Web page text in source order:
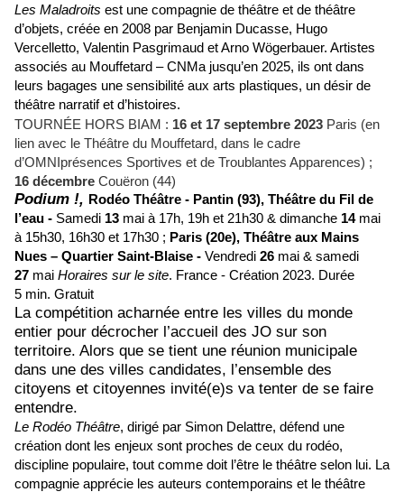
Les Maladroits est une compagnie de théâtre et de théâtre
d’objets, créée en 2008 par Benjamin Ducasse, Hugo
Vercelletto, Valentin Pasgrimaud et Arno Wögerbauer. Artistes
associés au Mouffetard – CNMa jusqu’en 2025, ils ont dans
leurs bagages une sensibilité aux arts plastiques, un désir de
théâtre narratif et d’histoires.
TOURNÉE HORS BIAM : 16 et 17 septembre 2023 Paris (en
lien avec le Théâtre du Mouffetard, dans le cadre
d’OMNIprésences Sportives et de Troublantes Apparences) ;
16 décembre Couëron (44)
Podium !, Rodéo Théâtre - Pantin (93), Théâtre du Fil de
l’eau - Samedi 13 mai à 17h, 19h et 21h30 & dimanche 14 mai
à 15h30, 16h30 et 17h30 ; Paris (20e), Théâtre aux Mains
Nues – Quartier Saint-Blaise - Vendredi 26 mai & samedi
27 mai Horaires sur le site. France - Création 2023. Durée
5 min. Gratuit
La compétition acharnée entre les villes du monde
entier pour décrocher l’accueil des JO sur son
territoire. Alors que se tient une réunion municipale
dans une des villes candidates, l’ensemble des
citoyens et citoyennes invité(e)s va tenter de se faire
entendre.
Le Rodéo Théâtre, dirigé par Simon Delattre, défend une
création dont les enjeux sont proches de ceux du rodéo,
discipline populaire, tout comme doit l’être le théâtre selon lui. La
compagnie apprécie les auteurs contemporains et le théâtre